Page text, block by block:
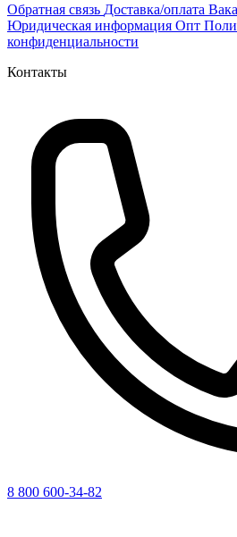
Обратная связь Доставка/оплата
Юридическая информация Опт
конфиденциальности
Контакты
8 800 600-34-82